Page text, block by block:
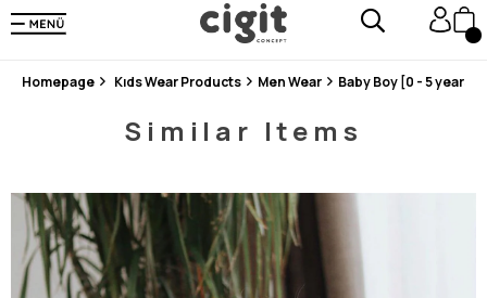
En Uygun Fiyat Garantisi !
300₺ ve Üzeri Alışverişlerde Kargo Ücretsiz !
Homepage Kıds Wear Products Men Wear Baby Boy [0 - 5 years]
Similar Items